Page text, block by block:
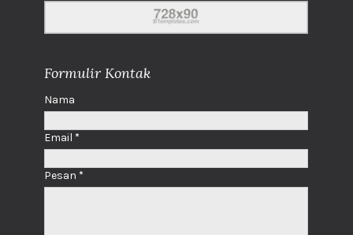
Formulir Kontak
Nama
Email *
Pesan *